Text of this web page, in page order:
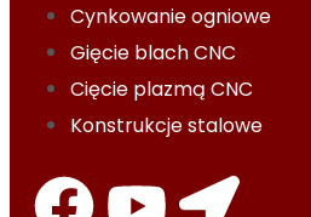
Cynkowanie ogniowe
Gięcie blach CNC
Cięcie plazmą CNC
Konstrukcje stalowe